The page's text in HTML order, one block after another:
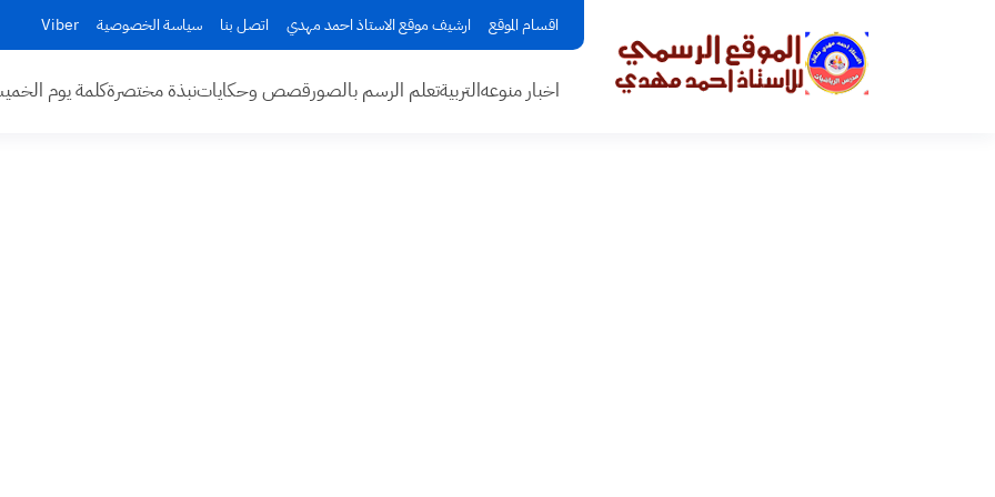
اقسام الموقع ارشيف موقع الاستاذ احمد مهدي اتصل بنا سياسة الخصوصية Viber
اخبار منوعهالتربيةتعلم الرسم بالصورقصص وحكاياتنبذة مختصرةكلمة يوم